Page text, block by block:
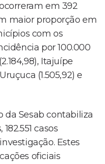
em 392
maior proporção em
com os
por 100.000
Itajuípe
(1.505,92) e
Sesab contabiliza
casos
Estes
oficiais